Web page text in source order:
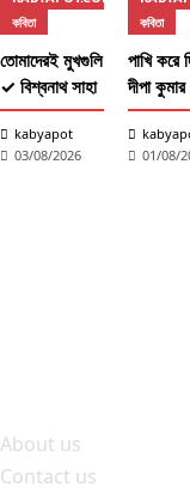
কবিতা
তোমাদেরই মুখগুলি
✓ বিশ্বনাথ সাহা
kabyapot
03/08/2026
কবিতা
পাখি করে
দীপা কুমার
01/08/
About us
Contact us